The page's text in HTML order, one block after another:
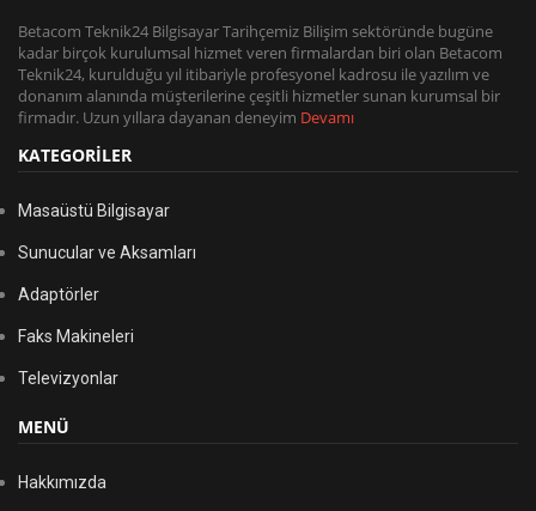
Betacom Teknik24 Bilgisayar Tarihçemiz Bilişim sektöründe bugüne
kadar birçok kurulumsal hizmet veren firmalardan biri olan Betacom
Teknik24, kurulduğu yıl itibariyle profesyonel kadrosu ile yazılım ve
donanım alanında müşterilerine çeşitli hizmetler sunan kurumsal bir
firmadır. Uzun yıllara dayanan deneyim Devamı
KATEGORİLER
Masaüstü Bilgisayar
Sunucular ve Aksamları
Adaptörler
Faks Makineleri
Televizyonlar
MENÜ
Hakkımızda